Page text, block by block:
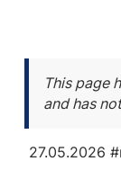
This page
and has
27.05.2026